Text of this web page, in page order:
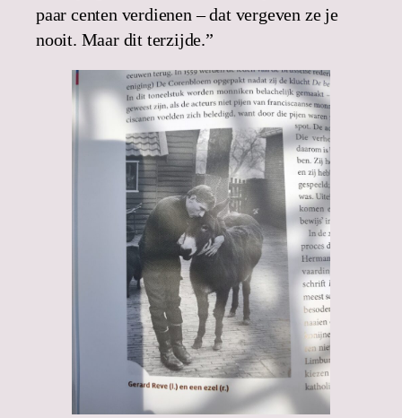
paar centen verdienen – dat vergeven ze je
nooit. Maar dit terzijde.”